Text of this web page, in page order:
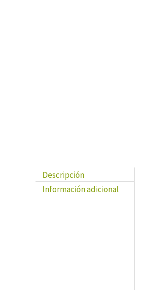
Descripción
Información adicional